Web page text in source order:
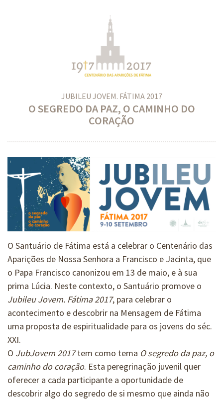
JUBILEU JOVEM. FÁTIMA 2017
O SEGREDO DA PAZ, O CAMINHO DO
CORAÇÃO
O Santuário de Fátima está a celebrar o Centenário das
Aparições de Nossa Senhora a Francisco e Jacinta, que
o Papa Francisco canonizou em 13 de maio, e à sua
prima Lúcia. Neste contexto, o Santuário promove o
Jubileu Jovem. Fátima 2017, para celebrar o
acontecimento e descobrir na Mensagem de Fátima
uma proposta de espiritualidade para os jovens do séc.
XXI.
O JubJovem 2017tem como tema O segredo da paz, o
caminho do coração. Esta peregrinação juvenil quer
oferecer a cada participante a oportunidade de
descobrir algo do segredo de si mesmo que ainda não